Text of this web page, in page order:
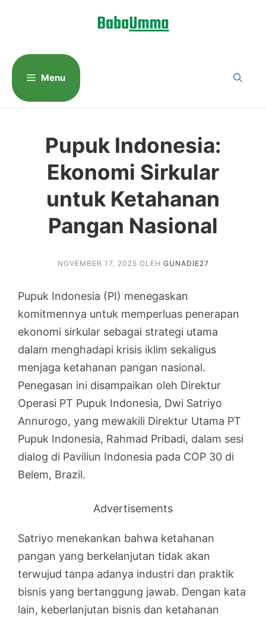
Menu
Pupuk Indonesia:
Ekonomi Sirkular
untuk Ketahanan
Pangan Nasional
NOVEMBER 17, 2025 OLEH GUNADIE27
Pupuk Indonesia (PI) menegaskan
komitmennya untuk memperluas penerapan
ekonomi sirkular sebagai strategi utama
dalam menghadapi krisis iklim sekaligus
menjaga ketahanan pangan nasional.
Penegasan ini disampaikan oleh Direktur
Operasi PT Pupuk Indonesia, Dwi Satriyo
Annurogo, yang mewakili Direktur Utama PT
Pupuk Indonesia, Rahmad Pribadi, dalam sesi
dialog di Paviliun Indonesia pada COP 30 di
Belem, Brazil.
Advertisements
Satriyo menekankan bahwa ketahanan
pangan yang berkelanjutan tidak akan
terwujud tanpa adanya industri dan praktik
bisnis yang bertanggung jawab. Dengan kata
lain, keberlanjutan bisnis dan ketahanan